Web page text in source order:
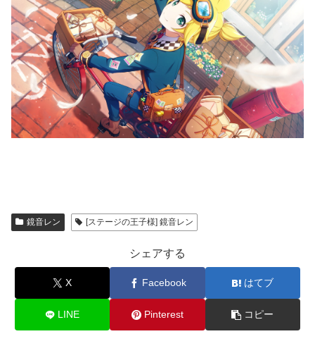
鏡音レン [ステージの王子様] 鏡音レン
シェアする
X Facebook はてブ
LINE Pinterest コピー